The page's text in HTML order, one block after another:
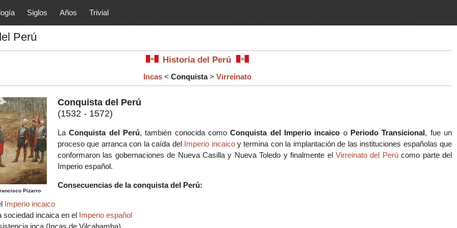
y principales acontecimientos (guerras, gobiernos,
arte, cultura, etc.) de la historia de la humanidad desde el
Siglos Años Trivial
Perú
Historia del Perú
Incas < Conquista> Virreinato
Pizarro
Conquista del Perú
(1532 - 1572)
LaConquista del Perú, también conocida comoConquista del Imperio incaico o Periodo Transicional, fue un
proceso que arranca con la caída del Imperio incaicoy termina con la implantación de las instituciones españolas que
conformaron las gobernaciones de Nueva Casilla y Nueva Toledo y finalmente el Virreinato del Perúcomo parte del
Imperio español.
Consecuencias de la conquista del Perú:
Imperio incaico
sociedad incaica en el Imperio español